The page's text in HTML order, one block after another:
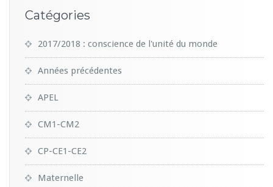
Catégories
2017/2018 : conscience de l'unité du monde
Années précédentes
APEL
CM1-CM2
CP-CE1-CE2
Maternelle